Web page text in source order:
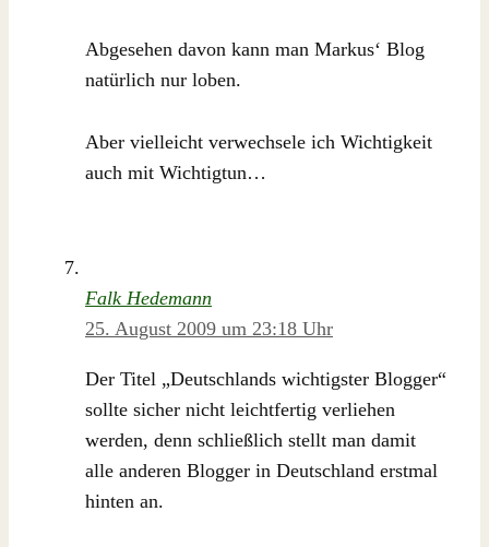
Abgesehen davon kann man Markus‘ Blog
natürlich nur loben.
Aber vielleicht verwechsele ich Wichtigkeit
auch mit Wichtigtun…
Falk Hedemann
25. August 2009 um 23:18 Uhr
Der Titel „Deutschlands wichtigster Blogger“
sollte sicher nicht leichtfertig verliehen
werden, denn schließlich stellt man damit
alle anderen Blogger in Deutschland erstmal
hinten an.